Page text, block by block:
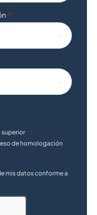
superior
de homologación
mis datos conforme a